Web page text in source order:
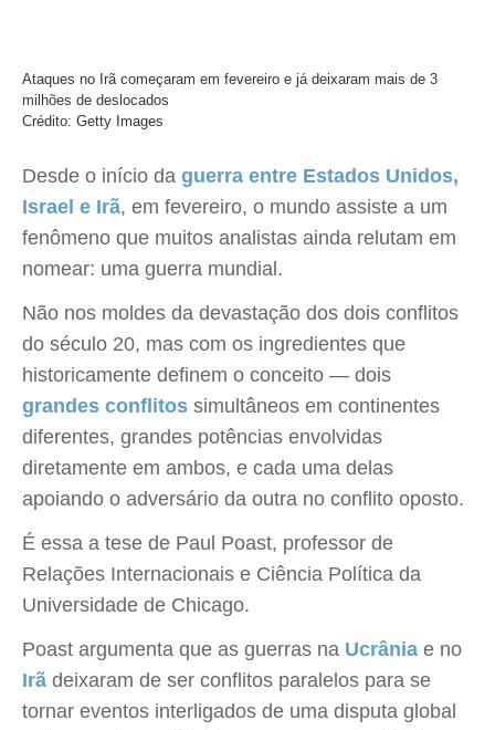
Ataques no Irã começaram em fevereiro e já deixaram mais de 3
milhões de deslocados
Crédito: Getty Images
Desde o início da guerra entre Estados Unidos,
Israel e Irã, em fevereiro, o mundo assiste a um
fenômeno que muitos analistas ainda relutam em
nomear: uma guerra mundial.
Não nos moldes da devastação dos dois conflitos
do século 20, mas com os ingredientes que
historicamente definem o conceito — dois
grandes conflitos simultâneos em continentes
diferentes, grandes potências envolvidas
diretamente em ambos, e cada uma delas
apoiando o adversário da outra no conflito oposto.
É essa a tese de Paul Poast, professor de
Relações Internacionais e Ciência Política da
Universidade de Chicago.
Poast argumenta que as guerras na Ucrânia e no
Irã deixaram de ser conflitos paralelos para se
tornar eventos interligados de uma disputa global